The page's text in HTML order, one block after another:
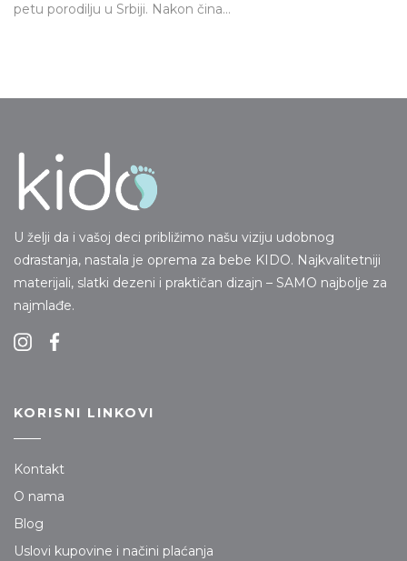
petu porodilju u Srbiji. Nakon čina…
U želji da i vašoj deci približimo našu viziju udobnog
odrastanja, nastala je oprema za bebe KIDO. Najkvalitetniji
materijali, slatki dezeni i praktičan dizajn – SAMO najbolje za
najmlađe.
KORISNI LINKOVI
Kontakt
O nama
Blog
Uslovi kupovine i načini plaćanja